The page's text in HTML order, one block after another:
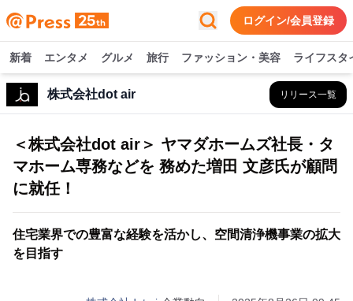
ログイン/会員登録
新着 エンタメ グルメ 旅行 ファッション・美容 ライフスタ
株式会社dot air リリース一覧
＜株式会社dot air＞ ヤマダホームズ社長・タ
マホーム専務などを 務めた増田 文彦氏が顧問
に就任！
住宅業界での豊富な経験を活かし、空間清浄機事業の拡大
を目指す